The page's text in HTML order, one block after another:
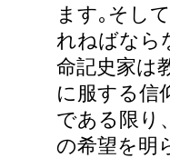
ます｡そし
れねばなら
命記史家は
に服する信
である限り
の希望を明